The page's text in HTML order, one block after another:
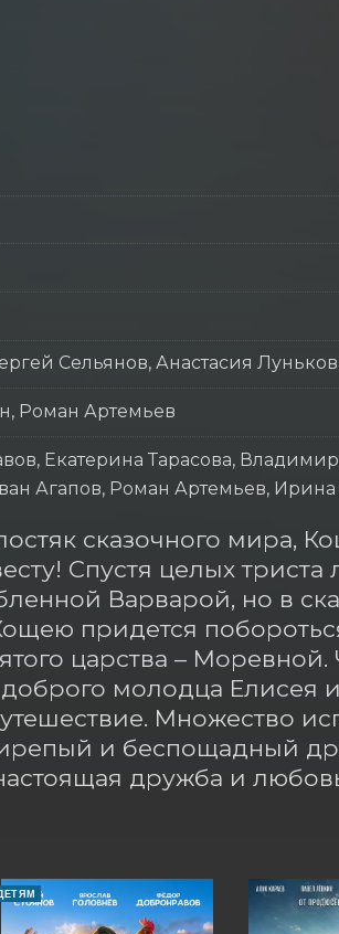
Сельянов, Анастасия
Роман Артемьев
Екатерина Тарасова,
Агапов, Роман Артемьев,
сказочного мира,
Спустя целых триста
Варварой, но в
придется
царства –
молодца Елисея
Множество
и беспощадный
дружба и